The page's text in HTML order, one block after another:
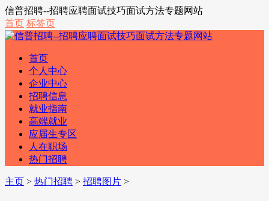
信普招聘--招聘应聘面试技巧面试方法专题网站
首页 标签页
首页
个人中心
企业中心
招聘信息
就业指南
高端就业
应届生专区
人在职场
热门招聘
主页 > 热门招聘 > 招聘图片 >